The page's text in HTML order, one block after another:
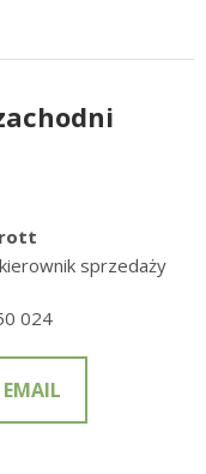
sprzedaży
024
EMAIL